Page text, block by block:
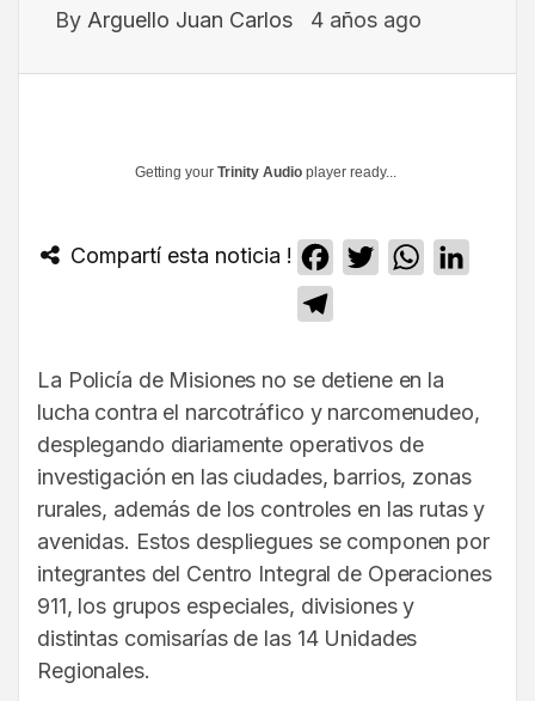
By Arguello Juan Carlos 4 años ago
Getting your Trinity Audio player ready...
Compartí esta noticia ! Facebook
TwitterWhatsApp
La Policía de Misiones no se detiene en la
lucha contra el narcotráfico y narcomenudeo,
desplegando diariamente operativos de
investigación en las ciudades, barrios, zonas
rurales, además de los controles en las rutas y
avenidas. Estos despliegues se componen por
integrantes del Centro Integral de Operaciones
911, los grupos especiales, divisiones y
distintas comisarías de las 14 Unidades
Regionales.